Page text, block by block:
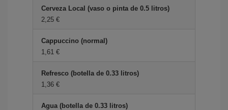
Cerveza Local (vaso o pinta de 0.5 litros)
2,25 €
Cappuccino (normal)
1,61 €
Refresco (botella de 0.33 litros)
1,36 €
Agua (botella de 0.33 litros)